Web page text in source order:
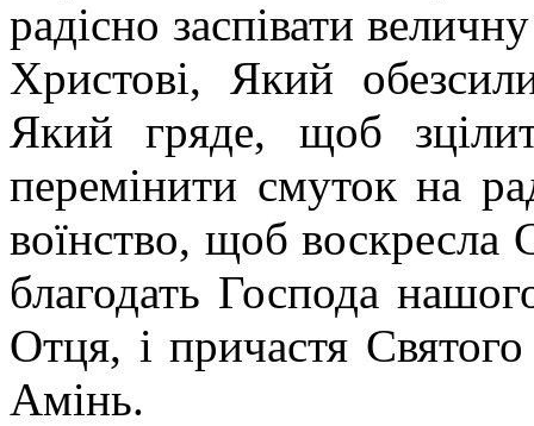
радісно заспівати
Христові, Який
Який гряде, щоб
перемінити смуток на
воїнство, щоб
благодать Господа
Отця, і причастя
Амінь.